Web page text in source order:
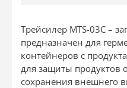
Трейсилер MTS-03C –
предназначен для
контейнеров с
для защиты продуктов
сохранения внешнего